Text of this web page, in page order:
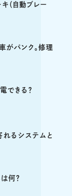
（自動ブレー
がパンク。修理
できる？
るシステムと
何？